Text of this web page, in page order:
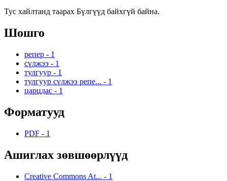
Тус хайлтанд таарах Бүлгүүд байхгүй байна.
Шошго
репер - 1
сүлжээ - 1
тулгуур - 1
тулгуур сүлжээ репе... - 1
царцдас - 1
Форматууд
PDF - 1
Ашиглах зөвшөөрлүүд
Creative Commons At... - 1